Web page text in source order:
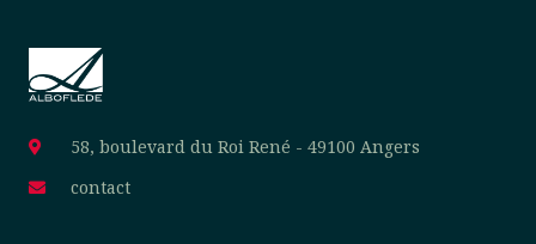
58, boulevard du Roi René - 49100 Angers
contact